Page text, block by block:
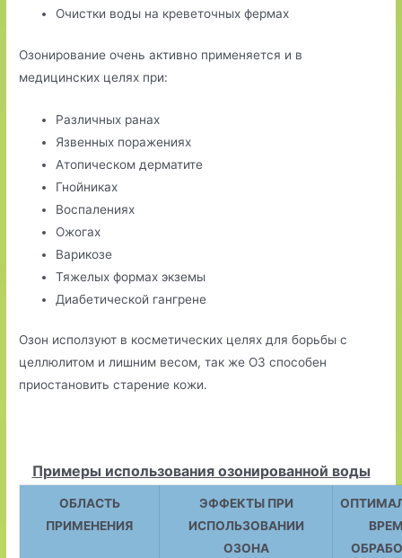
Очистки воды на креветочных фермах
Озонирование очень активно применяется и в
медицинских целях при:
Различных ранах
Язвенных поражениях
Атопическом дерматите
Гнойниках
Воспалениях
Ожогах
Варикозе
Тяжелых формах экземы
Диабетической гангрене
Озон исползуют в косметических целях для борьбы с
целлюлитом и лишним весом, так же О3 способен
приостановить старение кожи.
Примеры использования озонированной воды
ОБЛАСТЬ
ПРИМЕНЕНИЯ
ЭФФЕКТЫ ПРИ
ИСПОЛЬЗОВАНИИ
ОЗОНА